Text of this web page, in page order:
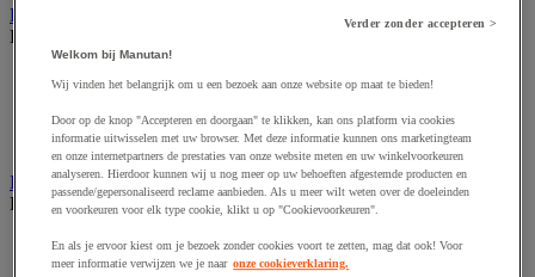
Folderrek en -houder
Bekijk de hele productgroep
Folderrek
Tafel folderstandaard
Wandfolderhouder
Inname en beheer van geld
Bekijk de hele productgroep
Barcode scanner en accessoires
Biljettenteller/sorteerder en valsgelddetector
Verder zonder accepteren >
Welkom bij Manutan!
Wij vinden het belangrijk om u een bezoek aan onze website op maat te bieden!
Door op de knop "Accepteren en doorgaan" te klikken, kan ons platform via cookies
informatie uitwisselen met uw browser. Met deze informatie kunnen ons marketingteam
en onze internetpartners de prestaties van onze website meten en uw winkelvoorkeuren
analyseren. Hierdoor kunnen wij u nog meer op uw behoeften afgestemde producten en
passende/gepersonaliseerd reclame aanbieden. Als u meer wilt weten over de doeleinden
en voorkeuren voor elk type cookie, klikt u op "Cookievoorkeuren".
En als je ervoor kiest om je bezoek zonder cookies voort te zetten, mag dat ook! Voor
meer informatie verwijzen we je naar onze cookieverklaring.